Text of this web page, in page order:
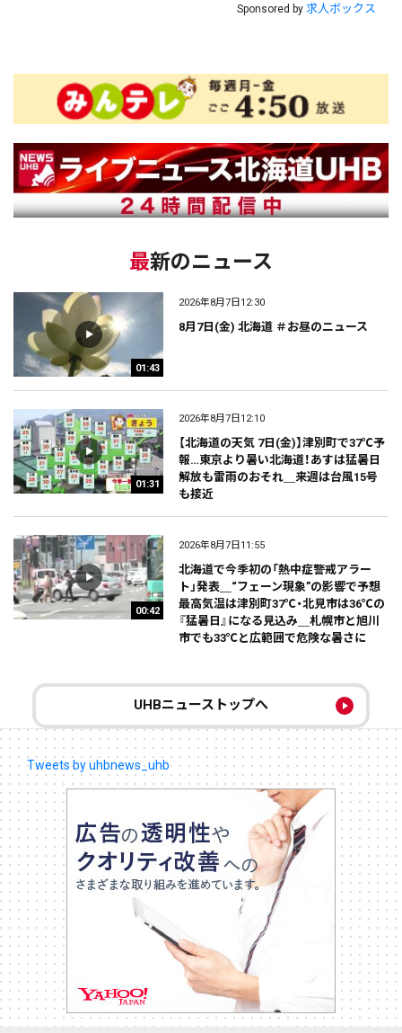
Sponsored by 求人ボックス
最新のニュース
01:43
2026年8月7日12:30
8月7日(金) 北海道 ＃お昼のニュース
01:31
2026年8月7日12:10
【北海道の天気 7日(金)】津別町で37℃予
報…東京より暑い北海道！あすは猛暑日
解放も雷雨のおそれ＿来週は台風15号
も接近
00:42
2026年8月7日11:55
北海道で今季初の「熱中症警戒アラー
ト」発表＿“フェーン現象”の影響で予想
最高気温は津別町37℃・北見市は36℃の
『猛暑日』になる見込み＿札幌市と旭川
市でも33℃と広範囲で危険な暑さに
UHBニューストップへ
Tweets by uhbnews_uhb